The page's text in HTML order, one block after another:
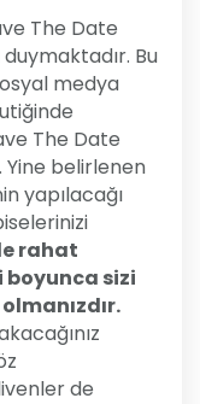
The Date
Bu
medya
The Date
belirlenen
yapılacağı
rahat
boyunca sizi
de